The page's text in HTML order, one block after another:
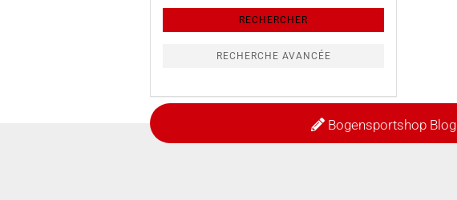
recherche
supplémentairesRECHERCHER
RECHERCHE AVANCÉE
Bogensportshop Blog